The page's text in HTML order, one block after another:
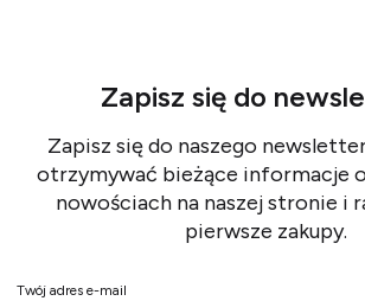
Zapisz się do
Zapisz się do naszego
otrzymywać bieżące informacje
nowościach na naszej stronie i
pierwsze zakupy.
Twój adres e-mail